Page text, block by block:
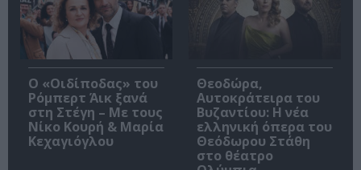
O «Οιδίποδας» του
Ρόμπερτ Άικ ξανά
στη Στέγη – Με τους
Νίκο Κουρή & Μαρία
Κεχαγιόγλου
Θεοδώρα,
Αυτοκράτειρα του
Βυζαντίου: Η νέα
ελληνική όπερα του
Θεόδωρου Στάθη
στο θέατρο